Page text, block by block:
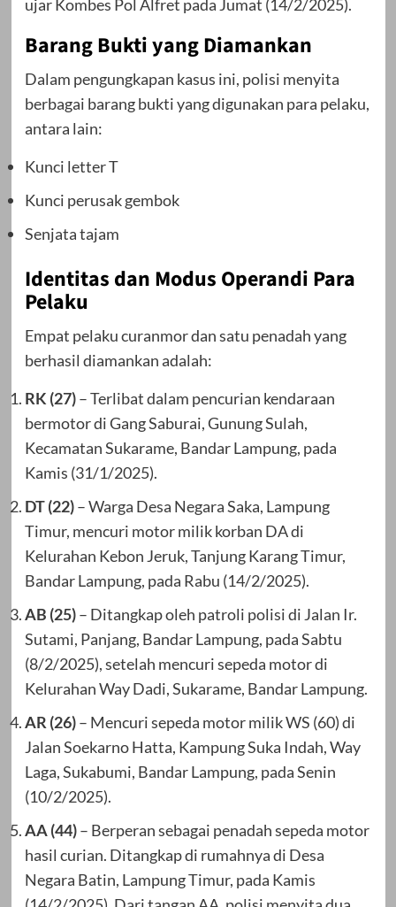
ujar Kombes Pol Alfret pada Jumat (14/2/2025).
Barang Bukti yang Diamankan
Dalam pengungkapan kasus ini, polisi menyita
berbagai barang bukti yang digunakan para pelaku,
antara lain:
Kunci letter T
Kunci perusak gembok
Senjata tajam
Identitas dan Modus Operandi Para
Pelaku
Empat pelaku curanmor dan satu penadah yang
berhasil diamankan adalah:
RK (27)– Terlibat dalam pencurian kendaraan
bermotor di Gang Saburai, Gunung Sulah,
Kecamatan Sukarame, Bandar Lampung, pada
Kamis (31/1/2025).
DT (22)– Warga Desa Negara Saka, Lampung
Timur, mencuri motor milik korban DA di
Kelurahan Kebon Jeruk, Tanjung Karang Timur,
Bandar Lampung, pada Rabu (14/2/2025).
AB (25)– Ditangkap oleh patroli polisi di Jalan Ir.
Sutami, Panjang, Bandar Lampung, pada Sabtu
(8/2/2025), setelah mencuri sepeda motor di
Kelurahan Way Dadi, Sukarame, Bandar Lampung.
AR (26)– Mencuri sepeda motor milik WS (60) di
Jalan Soekarno Hatta, Kampung Suka Indah, Way
Laga, Sukabumi, Bandar Lampung, pada Senin
(10/2/2025).
AA (44)– Berperan sebagai penadah sepeda motor
hasil curian. Ditangkap di rumahnya di Desa
Negara Batin, Lampung Timur, pada Kamis